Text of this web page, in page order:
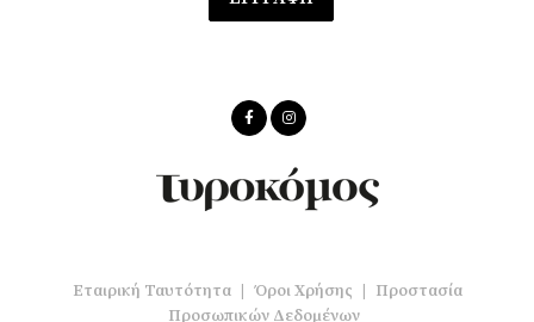
Εταιρική Ταυτότητα | Όροι Χρήσης | Προστασία
Προσωπικών Δεδομένων